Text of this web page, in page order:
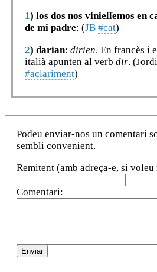
1) los dos nos vinieſſemos en
de mi padre: (JB #cat)
2) darian: dirien. En francès i
italià apunten al verb dir. (Jordi
#aclariment)
Podeu enviar-nos un comentari
sembli convenient.
Remitent (amb adreça-e, si voleu
Comentari: